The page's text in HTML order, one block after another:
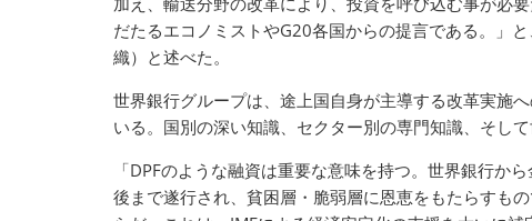
だたるエコノミストやG20各国からの提言である。」と
織）と述べた。
世界銀行グループは、途上国自身が主導する改革実施
いる。国別の深い知識、セクター別の専門知識、そし
「DPFのような融資は重要な意味を持つ。世界銀行か
後まで遂行され、貧困層・脆弱層に恩恵をもたらすも